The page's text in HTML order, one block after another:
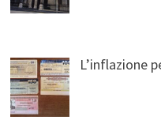
L’inflazione